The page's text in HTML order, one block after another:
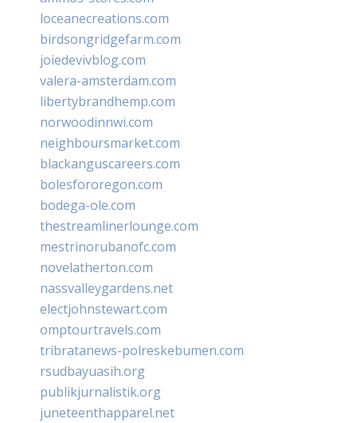
loceanecreations.com
birdsongridgefarm.com
joiedevivblog.com
valera-amsterdam.com
libertybrandhemp.com
norwoodinnwi.com
neighboursmarket.com
blackanguscareers.com
bolesfororegon.com
bodega-ole.com
thestreamlinerlounge.com
mestrinorubanofc.com
novelatherton.com
nassvalleygardens.net
electjohnstewart.com
omptourtravels.com
tribratanews-polreskebumen.com
rsudbayuasih.org
publikjurnalistik.org
juneteenthapparel.net